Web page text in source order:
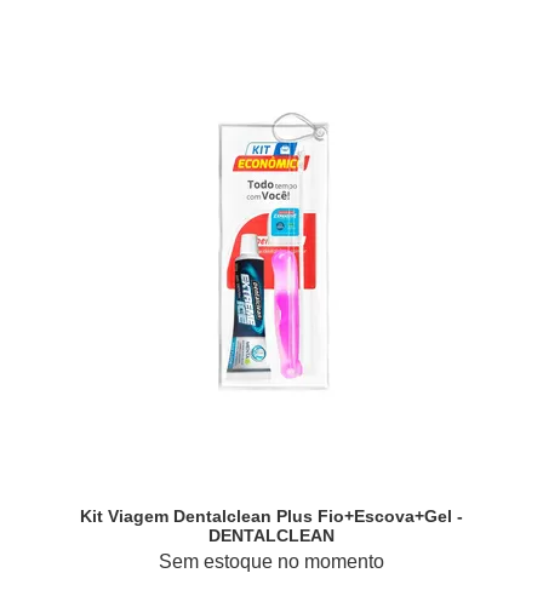
Kit Viagem Dentalclean Plus Fio+escova+gel -
DENTALCLEAN
Sem estoque no momento